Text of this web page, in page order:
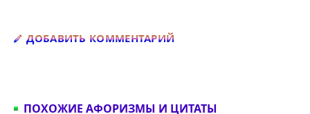
ДОБАВИТЬ КОММЕНТАРИЙ
ПОХОЖИЕ АФОРИЗМЫ И ЦИТАТЫ